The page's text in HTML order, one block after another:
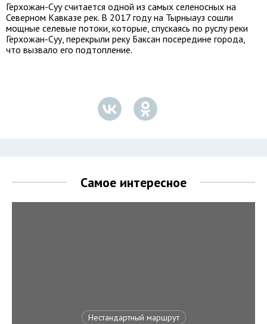
Герхожан-Суу считается одной из самых селеносных на
Северном Кавказе рек. В 2017 году на Тырныауз сошли
мощные селевые потоки, которые, спускаясь по руслу реки
Герхожан-Суу, перекрыли реку Баксан посередине города,
что вызвало его подтопление.
Самое интересное
Нестандартный маршрут